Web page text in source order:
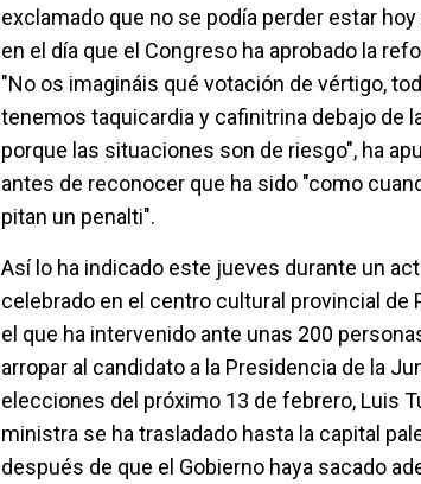
exclamado que no se podía perder estar hoy
en el día que el Congreso ha aprobado la
"No os imagináis qué votación de vértigo,
tenemos taquicardia y cafinitrina debajo de
porque las situaciones son de riesgo", ha
antes de reconocer que ha sido "como
pitan un penalti".
Así lo ha indicado este jueves durante un
celebrado en el centro cultural provincial de
el que ha intervenido ante unas 200
arropar al candidato a la Presidencia de la
elecciones del próximo 13 de febrero, Luis
ministra se ha trasladado hasta la capital
después de que el Gobierno haya sacado